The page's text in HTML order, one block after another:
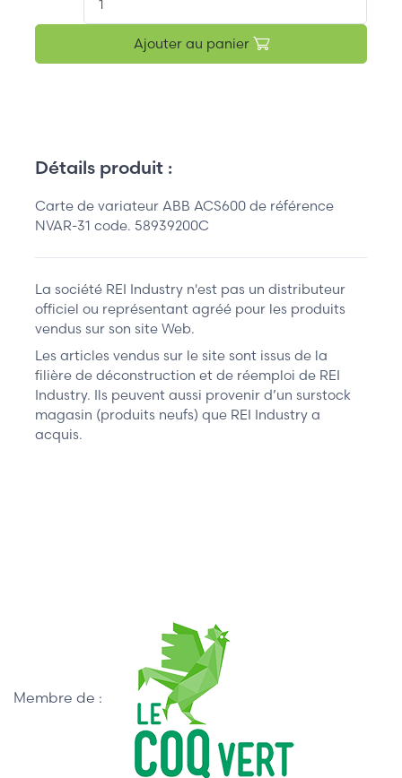
Ajouter au panier
Détails produit :
Carte de variateur ABB ACS600 de référence
NVAR-31 code. 58939200C
La société REI Industry n'est pas un distributeur
officiel ou représentant agréé pour les produits
vendus sur son site Web.
Les articles vendus sur le site sont issus de la
filière de déconstruction et de réemploi de REI
Industry. Ils peuvent aussi provenir d’un surstock
magasin (produits neufs) que REI Industry a
acquis.
Membre de :